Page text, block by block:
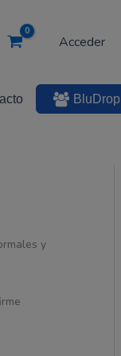
Acceder
BluDrop
y
$ 205.734.
135W,
20V,